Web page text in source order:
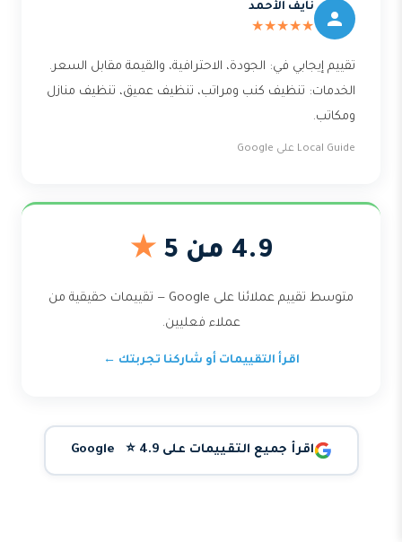
نايف الأحمد
★★★★★
تقييم إيجابي في: الجودة، الاحترافية، والقيمة مقابل السعر.
الخدمات: تنظيف كنب ومراتب، تنظيف عميق، تنظيف منازل
ومكاتب.
Local Guide على Google
4.9 من 5 ★
متوسط تقييم عملائنا على Google — تقييمات حقيقية من
عملاء فعليين.
اقرأ التقييمات أو شاركنا تجربتك ←
اقرأ جميع التقييمات على Google ⭐ 4.9